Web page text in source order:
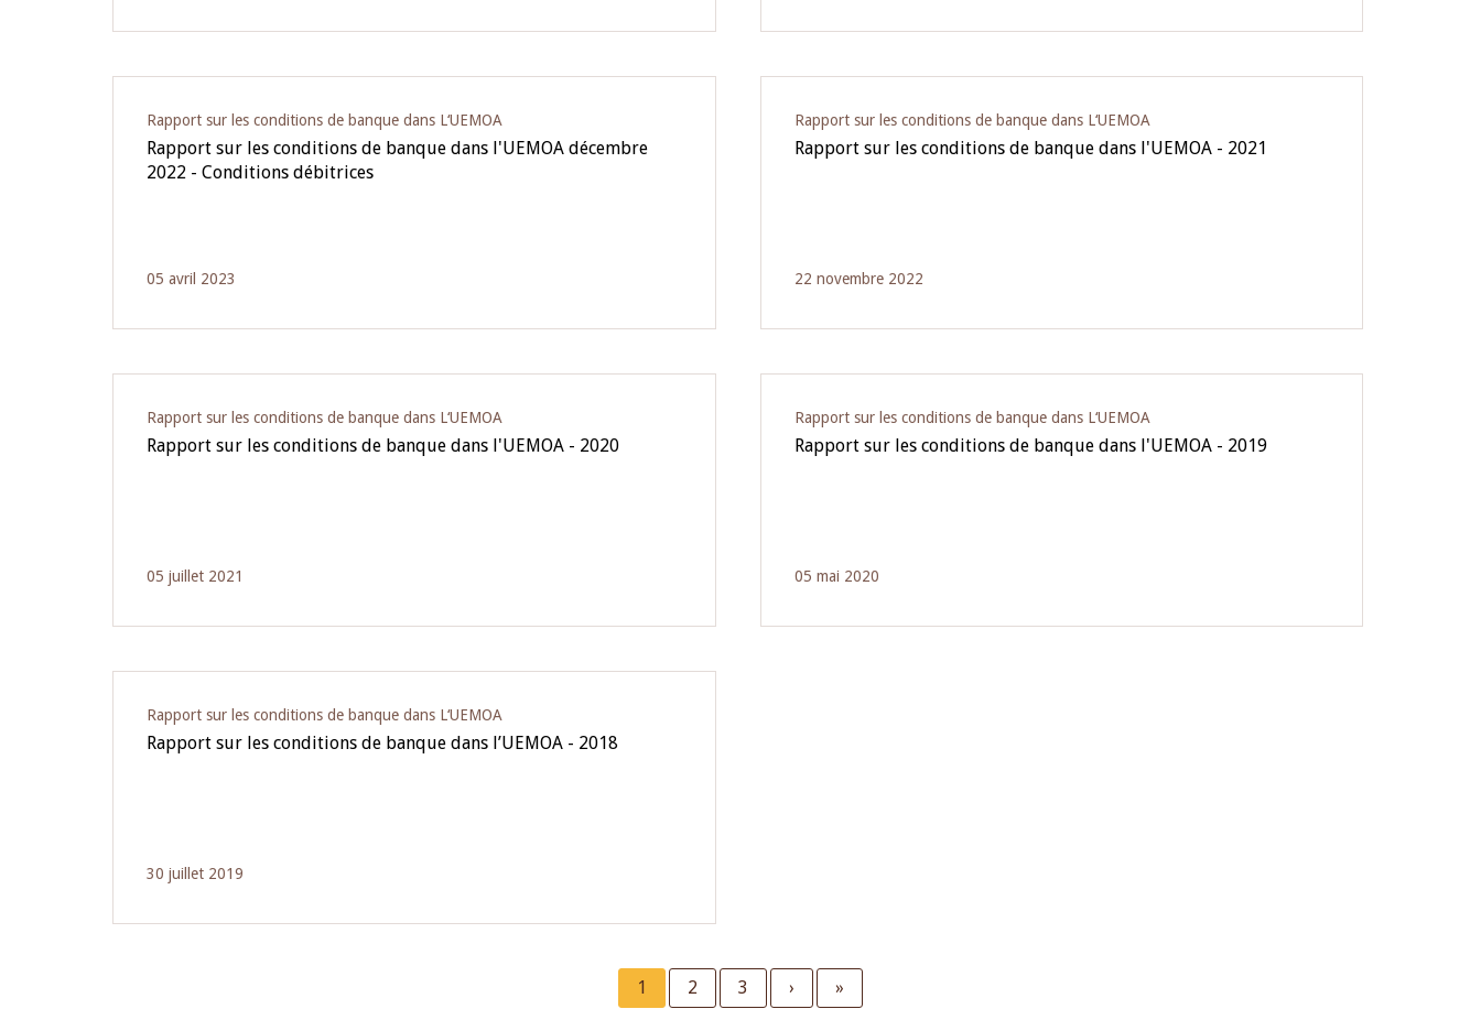
Rapport sur les conditions de banque dans L‘UEMOA
Rapport sur les conditions de banque dans l'UEMOA décembre
2022 - Conditions débitrices
05 avril 2023
Rapport sur les conditions de banque dans L‘UEMOA
Rapport sur les conditions de banque dans l'UEMOA - 2021
22 novembre 2022
Rapport sur les conditions de banque dans L‘UEMOA
Rapport sur les conditions de banque dans l'UEMOA - 2020
05 juillet 2021
Rapport sur les conditions de banque dans L‘UEMOA
Rapport sur les conditions de banque dans l'UEMOA - 2019
05 mai 2020
Rapport sur les conditions de banque dans L‘UEMOA
Rapport sur les conditions de banque dans l’UEMOA - 2018
30 juillet 2019
Current
1 Page
2 Page
3
Next
›
Last
»